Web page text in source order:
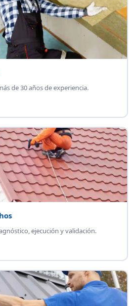
de 30 años de experiencia.
ejecución y validación.